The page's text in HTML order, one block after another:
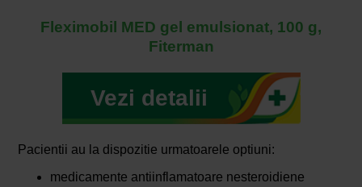
Fleximobil MED gel emulsionat, 100 g,
Fiterman
Vezi detalii
Pacientii au la dispozitie urmatoarele optiuni:
medicamente antiinflamatoare nesteroidiene